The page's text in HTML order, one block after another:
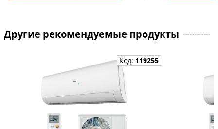
Другие рекомендуемые продукты
Код: 119255